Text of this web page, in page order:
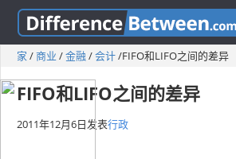
家 /商业 /金融 /会计/FIFO和LIFO之间的差异
FIFO和LIFO之间的差异
2011年12月6日发表行政